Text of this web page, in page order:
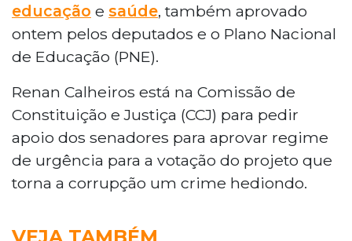
educação e saúde, também aprovado
ontem pelos deputados e o Plano Nacional
de Educação (PNE).
Renan Calheiros está na Comissão de
Constituição e Justiça (CCJ) para pedir
apoio dos senadores para aprovar regime
de urgência para a votação do projeto que
torna a corrupção um crime hediondo.
VEJA TAMBÉM